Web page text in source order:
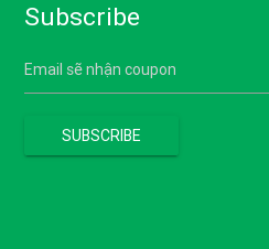
Subscribe